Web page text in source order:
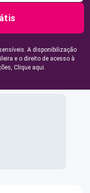
A disponibilização
e o direito de acesso à
Clique aqui.